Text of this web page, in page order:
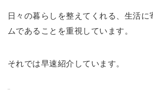
日々の暮らしを整えてくれる、生活に
ムであることを重視しています。
それでは早速紹介しています。